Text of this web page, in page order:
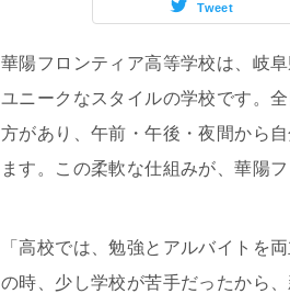
Tweet
華陽フロンティア高等学校は、岐
ユニークなスタイルの学校です。
方があり、午前・午後・夜間から
ます。この柔軟な仕組みが、華陽
「高校では、勉強とアルバイトを
の時、少し学校が苦手だったから